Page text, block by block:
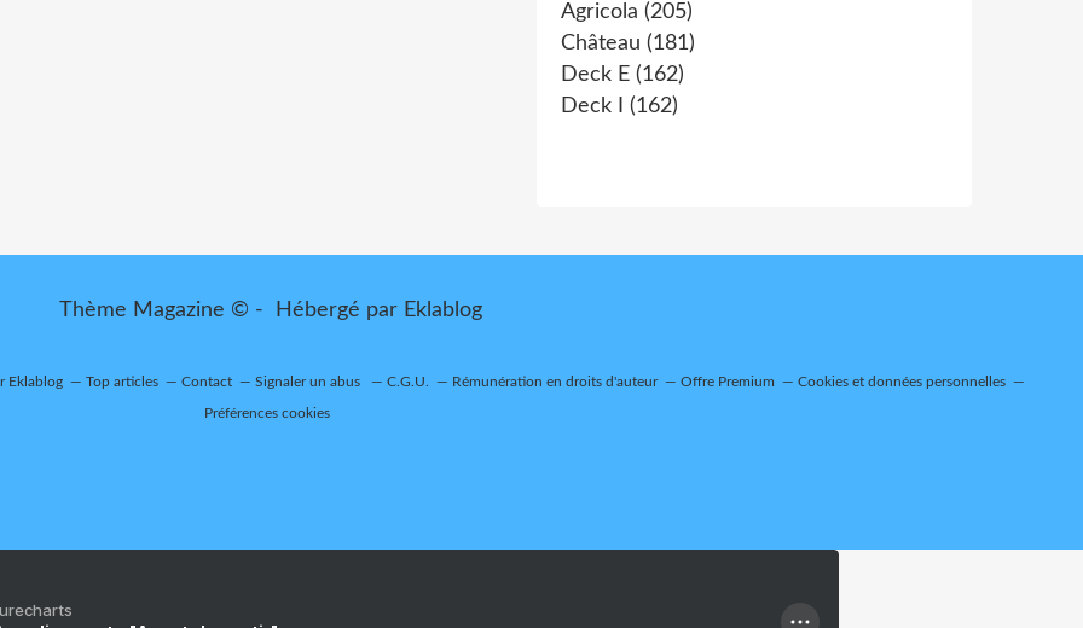
Agricola (205)
Château (181)
Deck E (162)
Deck I
(162)
Thème Magazine © - Hébergé par Eklablog
Eklablog Top articles Contact Signaler un abus C.G.U. Rémunération en droits d'auteur Offre Premium Cookies et données personnelles
Préférences cookies